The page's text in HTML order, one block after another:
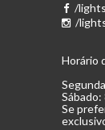
/
/
Horário
Se